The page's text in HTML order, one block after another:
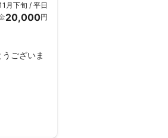
月下旬 / 平日
20,000円
ございま